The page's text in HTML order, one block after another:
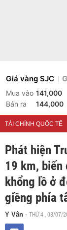
Giá vàng SJC
Mua vào 141,000
Bán ra
144,000
TÀI CHÍNH QUỐC TẾ
Phát hiện
19 km, biến
khổng lồ ở
giềng phía
Y Vân - THỨ 4 , 08/07/